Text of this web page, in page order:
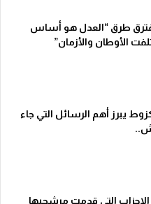
طرق “العدل هو أساس
الأوطان والأزمان”
يبرز أهم الرسائل التي جاء
التي قدمت مرشحيها